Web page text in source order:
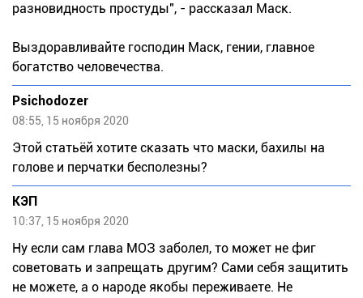
разновидность простуды", - рассказал Маск.
Выздоравливайте господин Маск, гении, главное
богатство человечества.
Psichodozer
08:55, 15 ноября 2020
Этой статьёй хотите сказать что маски, бахилы на
голове и перчатки бесполезны?
КЭП
10:37, 15 ноября 2020
Ну если сам глава МОЗ заболел, то может не фиг
советовать и запрещать другим? Сами себя защитить
не можете, а о народе якобы переживаете. Не